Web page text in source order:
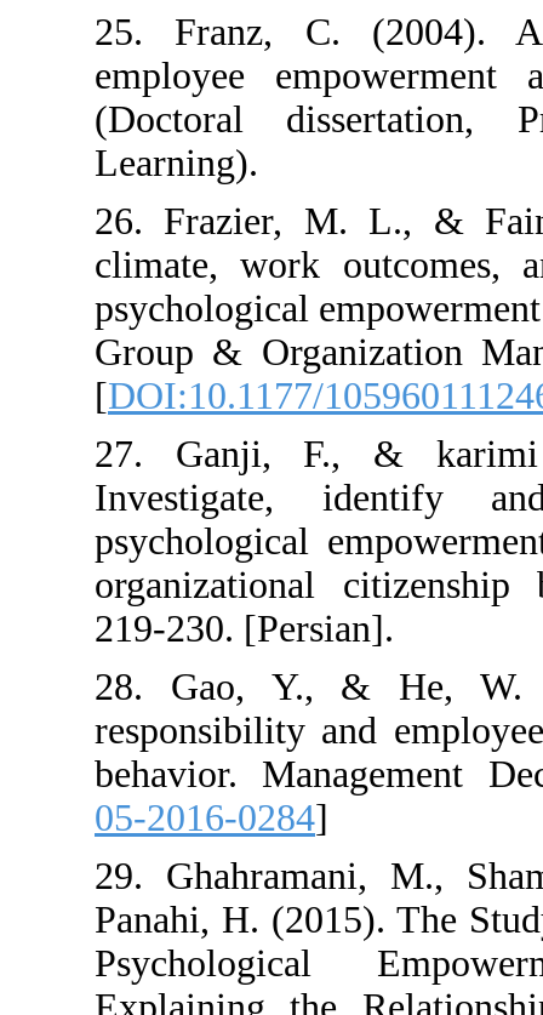
25. Franz,
employee
(Doctoral
26. Frazier,
climate, work
psychological
Group &
[DOI:10.1177/
27. Ganji,
Investigate,
psychological
organizational
219-230.
28. Gao, Y.,
responsibility
behavior.
05-2016-0284
29.
Panahi, H.